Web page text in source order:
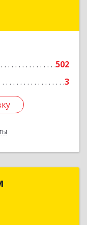
502
3
Нефтекамск г,
Максим